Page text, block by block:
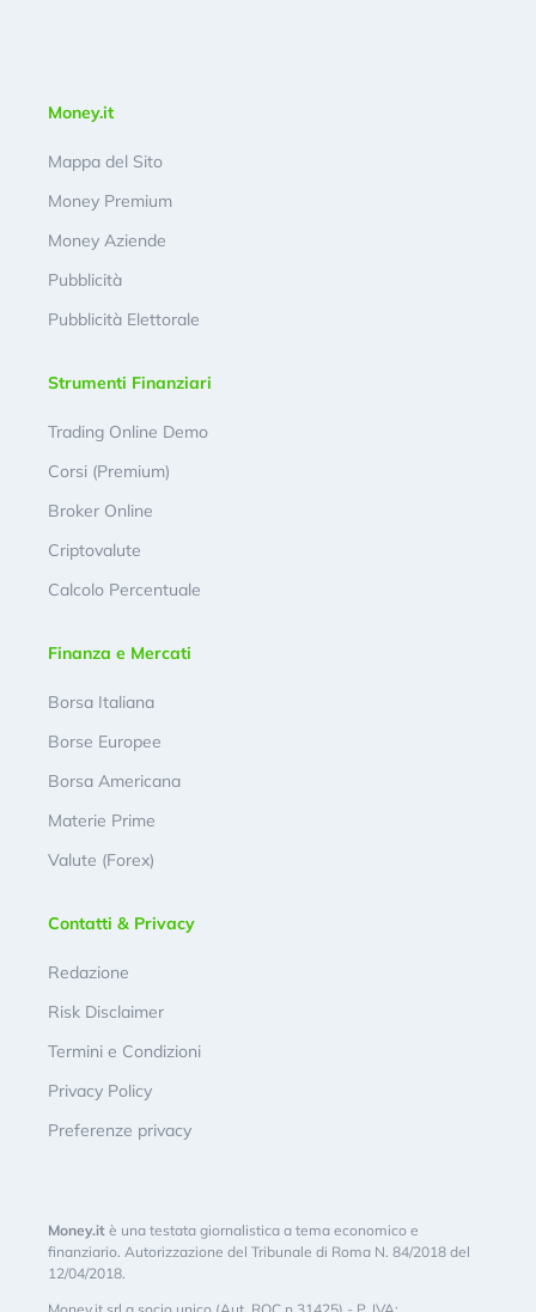
Money.it
Mappa del Sito
Money Premium
Money Aziende
Pubblicità
Pubblicità Elettorale
Strumenti Finanziari
Trading Online Demo
Corsi (Premium)
Broker Online
Criptovalute
Calcolo Percentuale
Finanza e Mercati
Borsa Italiana
Borse Europee
Borsa Americana
Materie Prime
Valute (Forex)
Contatti & Privacy
Redazione
Risk Disclaimer
Termini e Condizioni
Privacy Policy
Preferenze privacy
Money.it è una testata giornalistica a tema economico e
finanziario. Autorizzazione del Tribunale di Roma N. 84/2018 del
12/04/2018.